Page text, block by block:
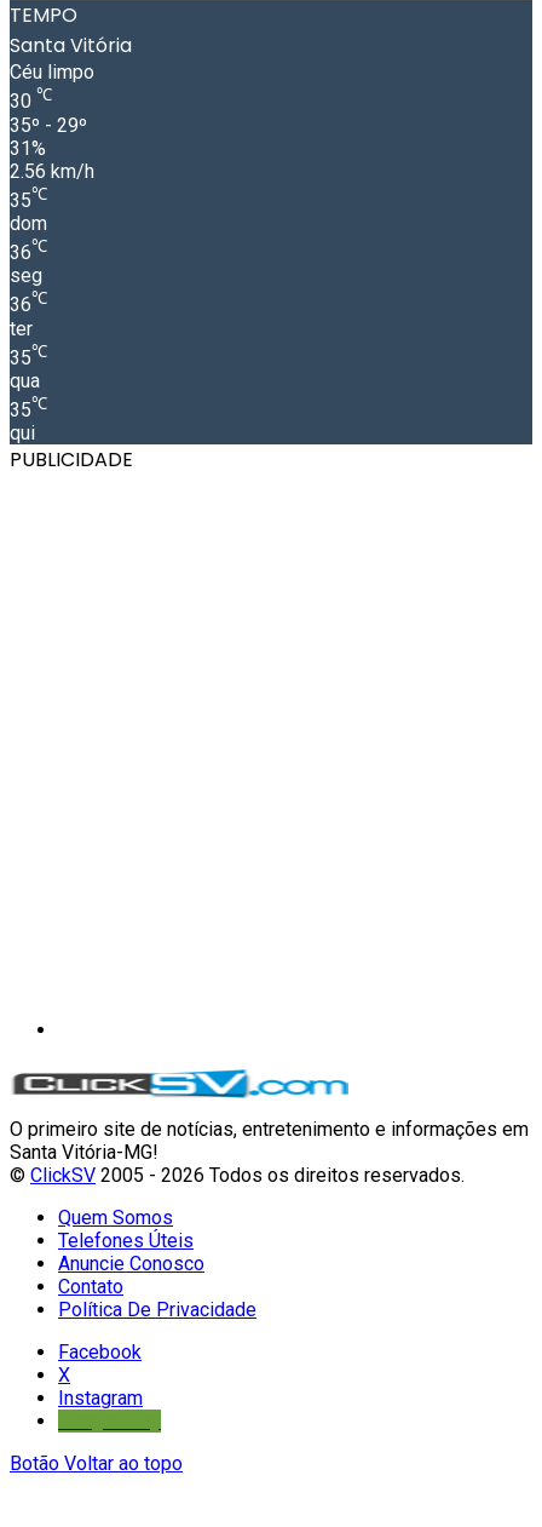
TEMPO
Santa Vitória
Céu limpo
30 ℃
35º - 29º
31%
2.56 km/h
35℃
dom
36℃
seg
36℃
ter
35℃
qua
35℃
qui
PUBLICIDADE
O primeiro site de notícias, entretenimento e informações em
Santa Vitória-MG!
© ClickSV 2005 - 2026 Todos os direitos reservados.
Quem Somos
Telefones Úteis
Anuncie Conosco
Contato
Política De Privacidade
Facebook
X
Instagram
Botão Voltar ao topo